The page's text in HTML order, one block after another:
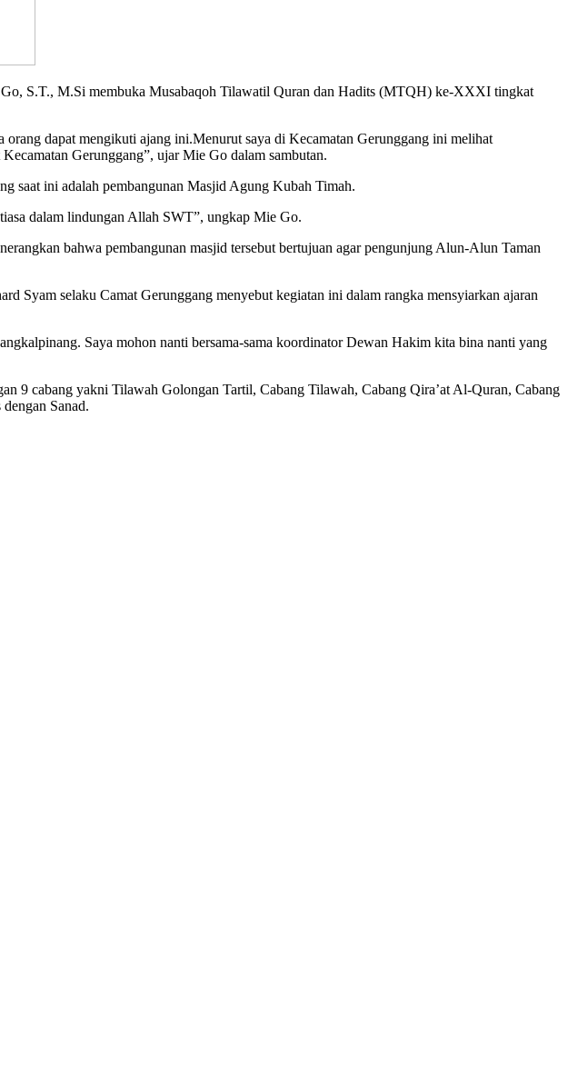
S.T., M.Si membuka Musabaqoh Tilawatil Quran dan Hadits (MTQH) ke-XXXI tingkat
dapat mengikuti ajang ini.Menurut saya di Kecamatan Gerunggang ini melihat
Gerunggang”, ujar Mie Go dalam sambutan.
saat ini adalah pembangunan Masjid Agung Kubah Timah.
dalam lindungan Allah SWT”, ungkap Mie Go.
bahwa pembangunan masjid tersebut bertujuan agar pengunjung Alun-Alun Taman
selaku Camat Gerunggang menyebut kegiatan ini dalam rangka mensyiarkan ajaran
Saya mohon nanti bersama-sama koordinator Dewan Hakim kita bina nanti yang
9 cabang yakni Tilawah Golongan Tartil, Cabang Tilawah, Cabang Qira’at Al-Quran, Cabang
Sanad.